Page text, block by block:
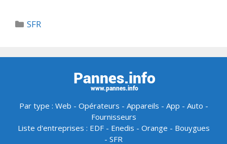
Catégories
SFR
Par type : Web - Opérateurs - Appareils - App - Auto -
Fournisseurs
Liste d'entreprises : EDF- Enedis - Orange - Bouygues
- SFR